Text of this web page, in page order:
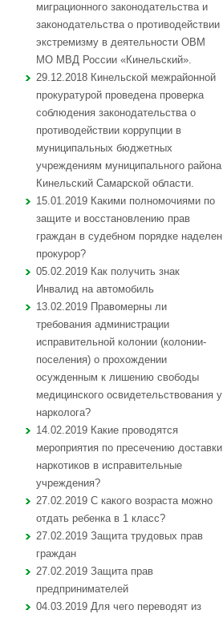
миграционного законодательства и
законодательства о противодействии
экстремизму в деятельности ОВМ
МО МВД России «Кинельский».
29.12.2018 Кинельской межрайонной
прокуратурой проведена проверка
соблюдения законодательства о
противодействии коррупции в
муниципальных бюджетных
учреждениям муниципального района
Кинельский Самарской области.
15.01.2019 Какими полномочиями по
защите и восстановлению прав
граждан в судебном порядке наделен
прокурор?
05.02.2019 Как получить знак
Инвалид на автомобиль
13.02.2019 Правомерны ли
требования администрации
исправительной колонии (колонии-
поселения) о прохождении
осужденным к лишению свободы
медицинского освидетельствования у
нарколога?
14.02.2019 Какие проводятся
мероприятия по пресечению доставки
наркотиков в исправительные
учреждения?
27.02.2019 С какого возраста можно
отдать ребенка в 1 класс?
27.02.2019 Защита трудовых прав
граждан
27.02.2019 Защита прав
предпринимателей
04.03.2019 Для чего переводят из